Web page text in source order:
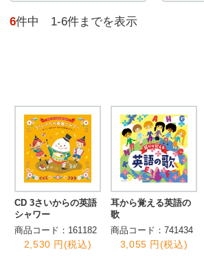
6件中 1-6件までを表示
CD 3さいからの英語
シャワー
商品コード：161182
2,530 円(税込)
耳から覚える英語の
歌
商品コード：741434
3,055 円(税込)